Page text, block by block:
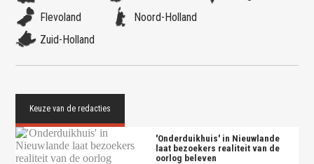
Flevoland
Noord-Holland
Zuid-Holland
'Onderduikhuis' in Nieuwlande
laat bezoekers realiteit van de
oorlog beleven